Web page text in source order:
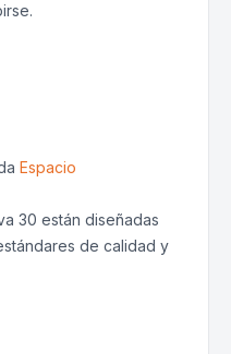
Espacio
30 están diseñadas
de calidad y